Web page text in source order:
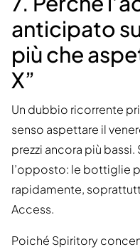
anticipato
più che
X”
Un dubbio ricorrente
senso aspettare il
prezzi ancora più
l’opposto: le bottiglie
rapidamente,
Access.
Poiché Spiritory